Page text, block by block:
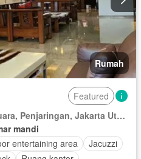
Rumah
Featured
Taman Grisenda, Kapuk Muara, Penjaringan, Jakarta Utara, Daerah Khusus Ibukota Jakarta
mandi
entertaining area
Jacuzzi